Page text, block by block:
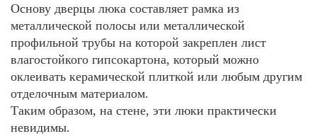
Основу дверцы люка составляет рамка из
металлической полосы или металлической
профильной трубы на которой закреплен лист
влагостойкого гипсокартона, который можно
оклеивать керамической плиткой или любым другим
отделочным материалом.
Таким образом, на стене, эти люки практически
невидимы.